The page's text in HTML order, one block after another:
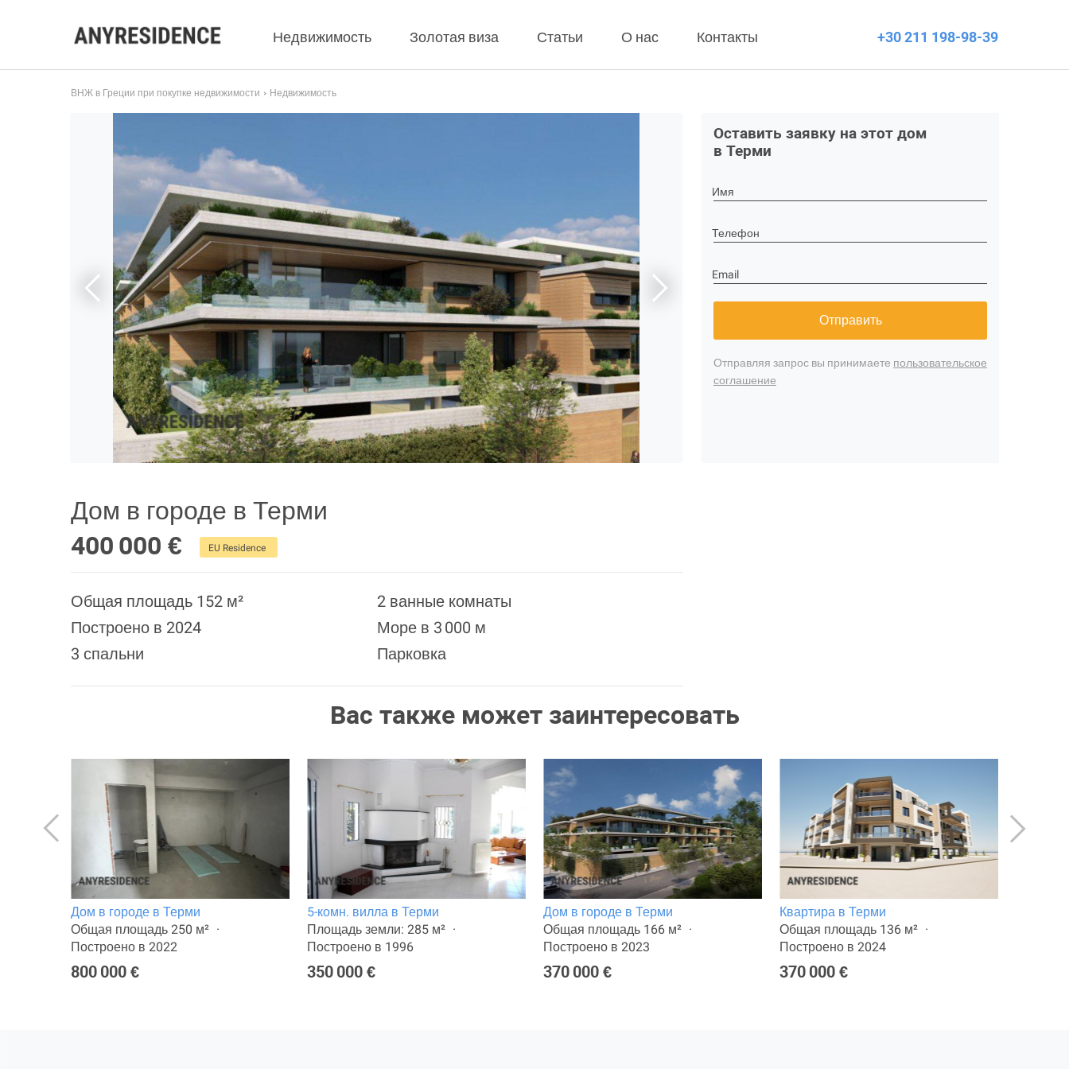
Недвижимость Золотая виза Статьи О нас Контакты +30 211 198-98-39
ВНЖ в Греции при покупке недвижимости Недвижимость
Оставить заявку на этот дом
в Терми
Имя
Телефон
Email
Отправить
Отправляя запрос вы принимаете пользовательское
соглашение
Дом в городе в Терми
400 000 €
EU Residence
Общая площадь 152 м²
Построено в 2024
3 спальни
2 ванные комнаты
Море в 3 000 м
Парковка
Вас также может заинтересовать
Дом в городе в Терми
Общая площадь 250 м²
Построено в 2022
800 000 €
5-комн. вилла в Терми
Площадь земли: 285 м²
Построено в 1996
350 000 €
Дом в городе в Терми
Общая площадь 166 м²
Построено в 2023
370 000 €
Квартира в Терми
Общая площадь 136 м²
Построено в 2024
370 000 €